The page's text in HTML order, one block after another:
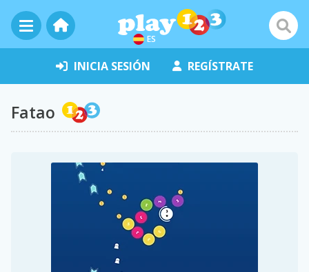
ES
INICIA SESIÓN REGÍSTRATE
Fatao